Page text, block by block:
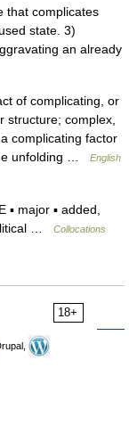
complicates
state. 3)
an already
of complicating, or
structure; complex,
complicating factor
unfolding …
English
▪ major ▪ added,
…
Collocations
18+